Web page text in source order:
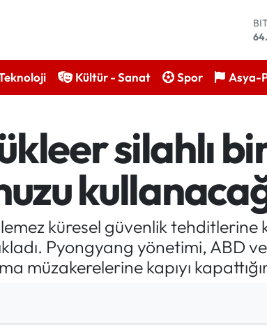
Kültür - Sanat Spor Asya-
silahlı
küresel güvenlik tehditlerine
Pyongyang yönetimi, ABD
müzakerelerine kapıyı